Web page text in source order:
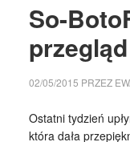
So-
02/05/2015 PRZEZ
Ostatni tydzień
która dała